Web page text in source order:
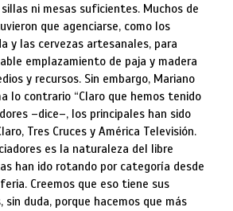
ni mesas suficientes. Muchos de
que agenciarse, como los
y las cervezas artesanales, para
emplazamiento de paja y madera
y recursos. Sin embargo, Mariano
lo contrario “Claro que hemos tenido
–dice–, los principales han sido
Tres Cruces y América Televisión.
es la naturaleza del libre
han ido rotando por categoría desde
Creemos que eso tiene sus
duda, porque hacemos que más